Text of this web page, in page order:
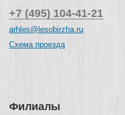
+7 (495) 104-41-21
arhles@lesobirzha.ru
Схема проезда
Филиалы